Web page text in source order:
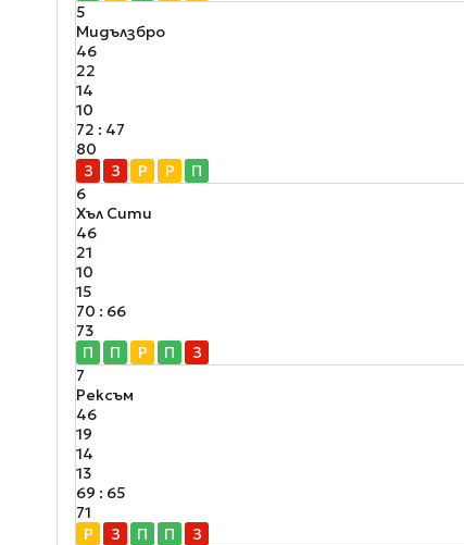
5
Мидълзбро
46
22
14
10
72 : 47
80
З
З Р Р
П
6
Хъл Сити
46
21
10
15
70 : 66
73
П
П Р П
З
7
Рексъм
46
19
14
13
69 : 65
71
Р
З П П
З